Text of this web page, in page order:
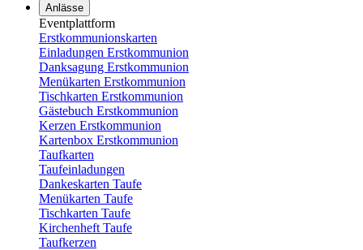
Anlässe
Eventplattform
Erstkommunionskarten
Einladungen Erstkommunion
Danksagung Erstkommunion
Menükarten Erstkommunion
Tischkarten Erstkommunion
Gästebuch Erstkommunion
Kerzen Erstkommunion
Kartenbox Erstkommunion
Taufkarten
Taufeinladungen
Dankeskarten Taufe
Menükarten Taufe
Tischkarten Taufe
Kirchenheft Taufe
Taufkerzen